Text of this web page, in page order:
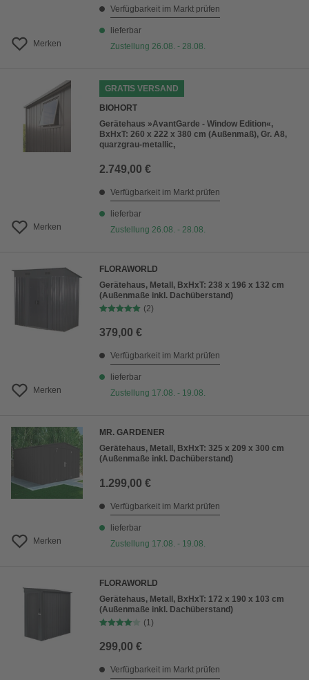
Merken
Verfügbarkeit im Markt prüfen
lieferbar
Zustellung 26.08. - 28.08.
Merken
GRATIS VERSAND
BIOHORT
Gerätehaus »AvantGarde - Window Edition«,
BxHxT: 260 x 222 x 380 cm (Außenmaß), Gr. A8,
quarzgrau-metallic,
2.749,00 €
Verfügbarkeit im Markt prüfen
lieferbar
Zustellung 26.08. - 28.08.
Merken
FLORAWORLD
Gerätehaus, Metall, BxHxT: 238 x 196 x 132 cm
(Außenmaße inkl. Dachüberstand)
(2)
379,00 €
Verfügbarkeit im Markt prüfen
lieferbar
Zustellung 17.08. - 19.08.
Merken
MR. GARDENER
Gerätehaus, Metall, BxHxT: 325 x 209 x 300 cm
(Außenmaße inkl. Dachüberstand)
1.299,00 €
Verfügbarkeit im Markt prüfen
lieferbar
Zustellung 17.08. - 19.08.
FLORAWORLD
Gerätehaus, Metall, BxHxT: 172 x 190 x 103 cm
(Außenmaße inkl. Dachüberstand)
(1)
299,00 €
Verfügbarkeit im Markt prüfen